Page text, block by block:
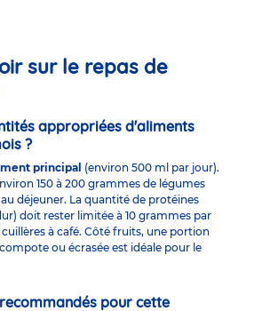
sur le repas de
appropriées d'aliments
?
principal (environ 500 ml par jour).
150 à 200 grammes de légumes
déjeuner. La quantité de protéines
doit rester limitée à 10 grammes par
à café. Côté fruits, une portion
ou écrasée est idéale pour le
pour cette